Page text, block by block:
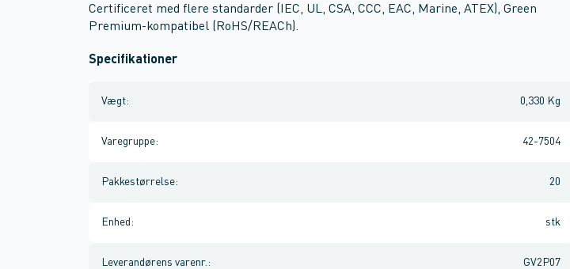
Certificeret med flere standarder (IEC, UL, CSA, CCC, EAC, Marine, ATEX), Green
Premium-kompatibel (RoHS/REACh).
Specifikationer
Vægt: 0,330 Kg
Varegruppe: 42-7504
Pakkestørrelse: 20
Enhed : stk
Leverandørens varenr. : GV2P07